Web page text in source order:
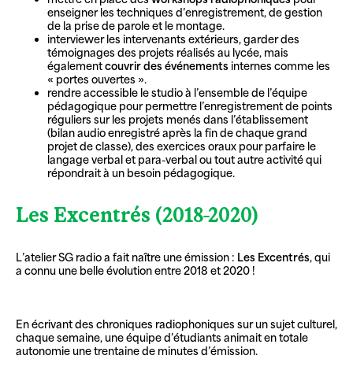
enseigner les techniques d’enregistrement, de gestion
de la prise de parole et le montage.
interviewer les intervenants extérieurs, garder des
témoignages des projets réalisés au lycée, mais
égalementcouvrir des événements internes comme les
« portes ouvertes ».
rendre accessible le studio à l’ensemble de l’équipe
pédagogique pour permettre l’enregistrement de points
réguliers sur les projets menés dans l’établissement
(bilan audio enregistré après la fin de chaque grand
projet de classe), des exercices oraux pour parfaire le
langage verbal et para-verbal ou tout autre activité qui
répondrait à un besoin pédagogique.
Les Excentrés (2018-2020)
L’atelier SG radio a fait naître une émission : Les Excentrés, qui
a connu une belle évolution entre 2018 et 2020 !
En écrivant des chroniques radiophoniques sur un sujet culturel,
chaque semaine, une équipe d’étudiants animait en totale
autonomie une trentaine de minutes d’émission.